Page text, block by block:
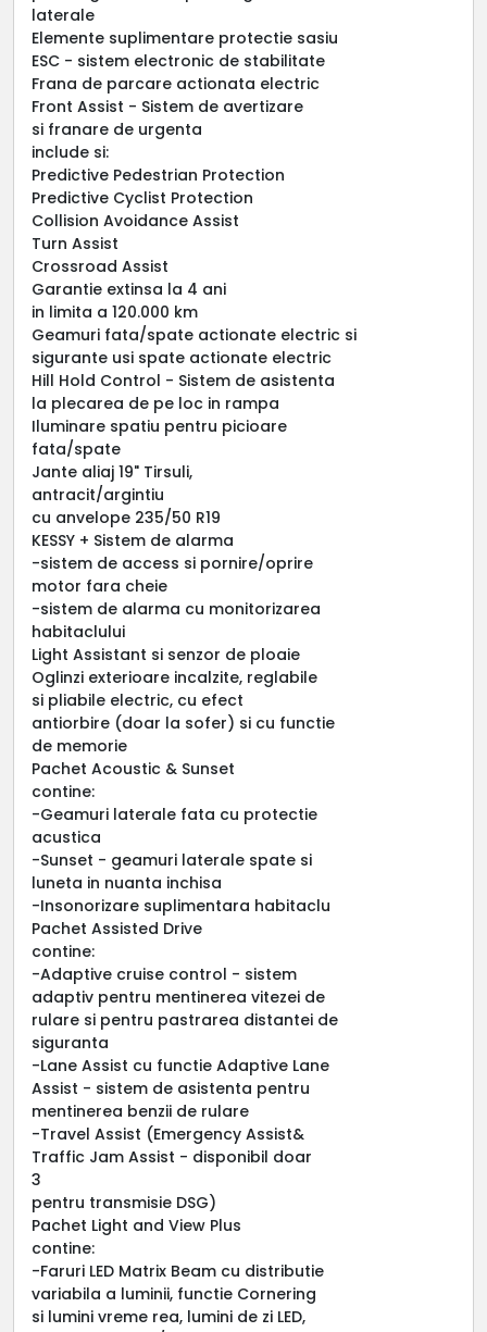
laterale
Elemente suplimentare protectie sasiu
ESC - sistem electronic de stabilitate
Frana de parcare actionata electric
Front Assist - Sistem de avertizare
si franare de urgenta
include si:
Predictive Pedestrian Protection
Predictive Cyclist Protection
Collision Avoidance Assist
Turn Assist
Crossroad Assist
Garantie extinsa la 4 ani
in limita a 120.000 km
Geamuri fata/spate actionate electric si
sigurante usi spate actionate electric
Hill Hold Control - Sistem de asistenta
la plecarea de pe loc in rampa
Iluminare spatiu pentru picioare
fata/spate
Jante aliaj 19" Tirsuli,
antracit/argintiu
cu anvelope 235/50 R19
KESSY + Sistem de alarma
-sistem de access si pornire/oprire
motor fara cheie
-sistem de alarma cu monitorizarea
habitaclului
Light Assistant si senzor de ploaie
Oglinzi exterioare incalzite, reglabile
si pliabile electric, cu efect
antiorbire (doar la sofer) si cu functie
de memorie
Pachet Acoustic & Sunset
contine:
-Geamuri laterale fata cu protectie
acustica
-Sunset - geamuri laterale spate si
luneta in nuanta inchisa
-Insonorizare suplimentara habitaclu
Pachet Assisted Drive
contine:
-Adaptive cruise control - sistem
adaptiv pentru mentinerea vitezei de
rulare si pentru pastrarea distantei de
siguranta
-Lane Assist cu functie Adaptive Lane
Assist - sistem de asistenta pentru
mentinerea benzii de rulare
-Travel Assist (Emergency Assist&
Traffic Jam Assist - disponibil doar
3
pentru transmisie DSG)
Pachet Light and View Plus
contine:
-Faruri LED Matrix Beam cu distributie
variabila a luminii, functie Cornering
si lumini vreme rea, lumini de zi LED,